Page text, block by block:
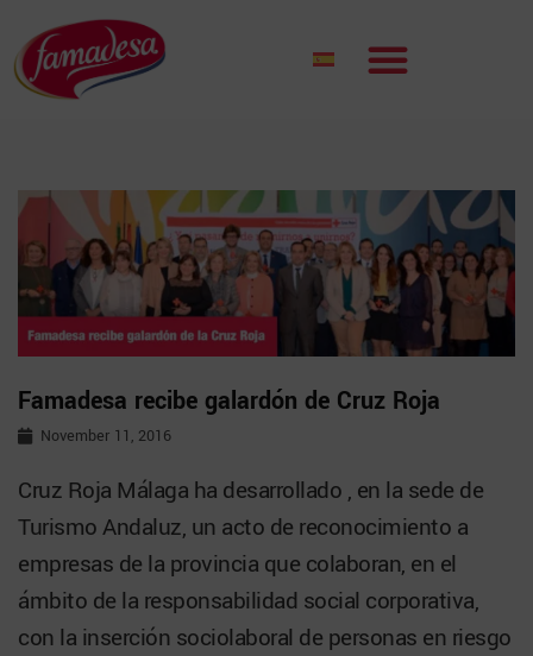
Famadesa recibe galardón de Cruz Roja
November 11, 2016
Cruz Roja Málaga ha desarrollado , en la sede de
Turismo Andaluz, un acto de reconocimiento a
empresas de la provincia que colaboran, en el
ámbito de la responsabilidad social corporativa,
con la inserción sociolaboral de personas en riesgo